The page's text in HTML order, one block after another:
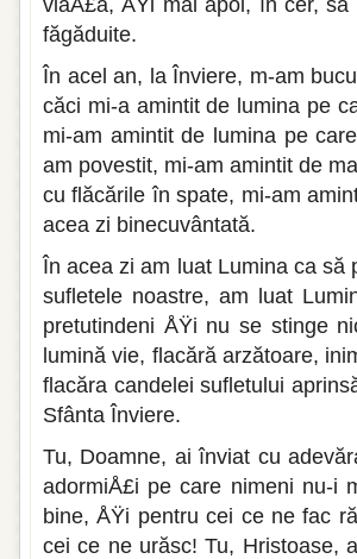
viaÅ£ă, ÅŸi mai apoi, în cer,
făgăduite.
În acel an, la Înviere, m-am
căci mi-a amintit de lumina pe
mi-am amintit de lumina pe
am povestit, mi-am amintit de
cu flăcările în spate, mi-am
acea zi binecuvântată.
În acea zi am luat Lumina ca
sufle­tele noastre, am luat
pretutindeni ÅŸi nu se stinge
lumină vie, flacără arzătoare,
flacăra candelei sufletului
Sfânta Înviere.
Tu, Doamne, ai înviat cu
adormiÅ£i pe care nimeni nu-i
bine, ÅŸi pentru cei ce ne fac
cei ce ne urăsc! Tu, Hristoase,